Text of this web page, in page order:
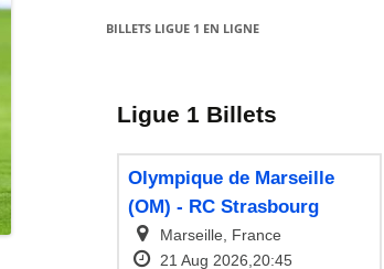
BILLETS LIGUE 1 EN LIGNE